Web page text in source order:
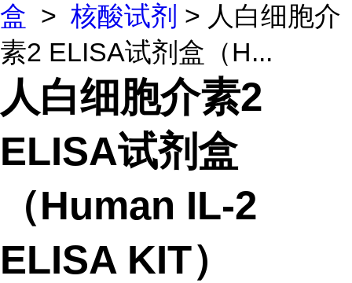
盒 > 核酸试剂 > 人白细胞介
素2 ELISA试剂盒（H...
人白细胞介素2
ELISA试剂盒
（Human IL-2
ELISA KIT）